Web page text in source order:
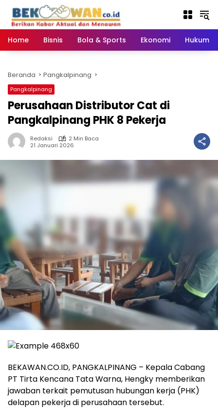
konten
Home
Bisnis Bola & Sports Ekonomi Hukum
Beranda Pangkalpinang
Pangkalpinang
Perusahaan Distributor Cat di
Pangkalpinang PHK 8 Pekerja
Redaksi
2 Min Baca
21 Januari 2026
BEKAWAN.CO.ID, PANGKALPINANG – Kepala Cabang
PT Tirta Kencana Tata Warna, Hengky memberikan
jawaban terkait pemutusan hubungan kerja (PHK)
delapan pekerja di perusahaan tersebut.